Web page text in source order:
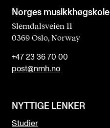
Norges musikk­høgskole
Slemdalsveien 11
0369 Oslo, Norway
+47 23 36 70 00
post@nmh.no
NYTTIGE LENKER
Studier